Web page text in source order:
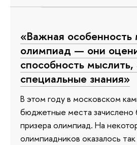
«Важная особенность
олимпиад — они
способность мыслить,
специальные знания»
В этом году в московском
бюджетные места зачислено
призера олимпиад. На
олимпиадников оказалось